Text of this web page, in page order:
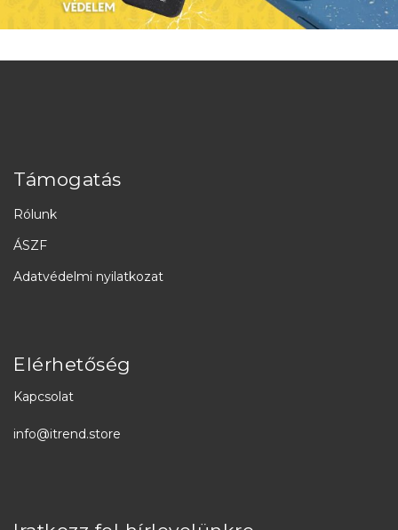
Támogatás
Rólunk
ÁSZF
Adatvédelmi nyilatkozat
Elérhetőség
Kapcsolat
info@itrend.store